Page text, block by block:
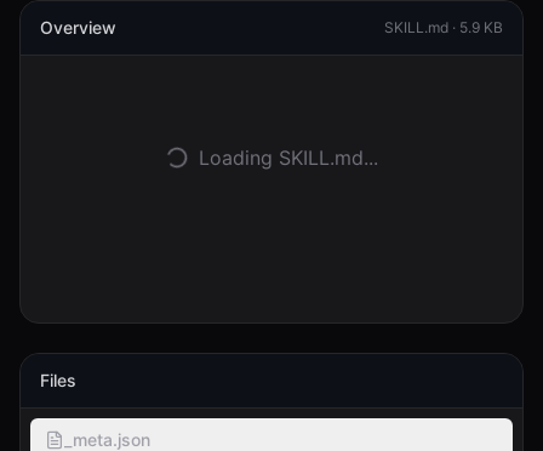
Overview SKILL.md · 5.9 KB
Loading SKILL.md...
Files
_meta.json